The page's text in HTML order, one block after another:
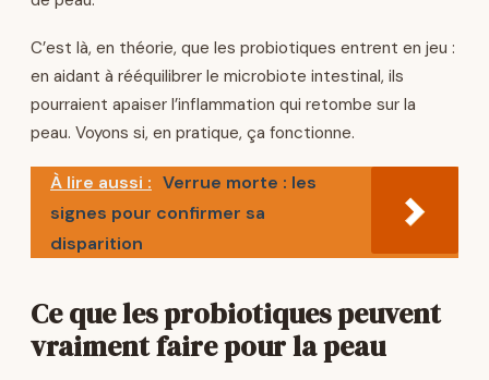
C’est là, en théorie, que les probiotiques entrent en jeu :
en aidant à rééquilibrer le microbiote intestinal, ils
pourraient apaiser l’inflammation qui retombe sur la
peau. Voyons si, en pratique, ça fonctionne.
À lire aussi : Verrue morte : les
signes pour confirmer sa
disparition
Ce que les probiotiques peuvent
vraiment faire pour la peau